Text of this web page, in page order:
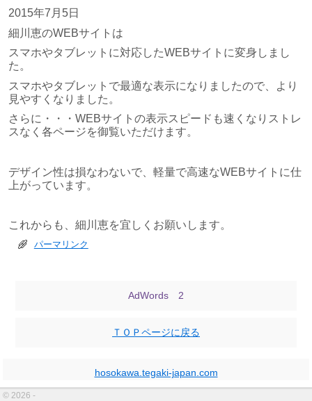
2015年7月5日
細川恵のWEBサイトは
スマホやタブレットに対応したWEBサイトに変身しまし
た。
スマホやタブレットで最適な表示になりましたので、より
見やすくなりました。
さらに・・・WEBサイトの表示スピードも速くなりストレ
スなく各ページを御覧いただけます。
デザイン性は損なわないで、軽量で高速なWEBサイトに仕
上がっています。
これからも、細川恵を宜しくお願いします。
パーマリンク
AdWords‎ 2
ＴＯＰページに戻る
hosokawa.tegaki-japan.com
© 2026 -